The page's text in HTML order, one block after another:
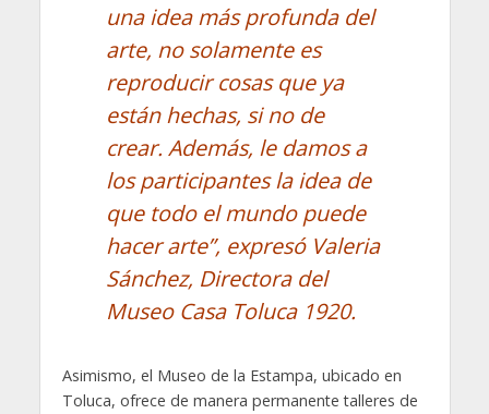
una idea más profunda del
arte, no solamente es
reproducir cosas que ya
están hechas, si no de
crear. Además, le damos a
los participantes la idea de
que todo el mundo puede
hacer arte”, expresó Valeria
Sánchez, Directora del
Museo Casa Toluca 1920.
Asimismo, el Museo de la Estampa, ubicado en
Toluca, ofrece de manera permanente talleres de